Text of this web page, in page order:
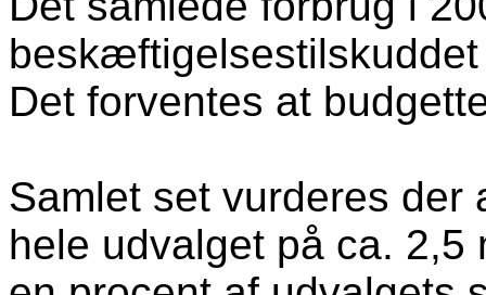
beskæftigelsestilskuddet
Det forventes at
Samlet set vurderes
hele udvalget på ca. 2,5